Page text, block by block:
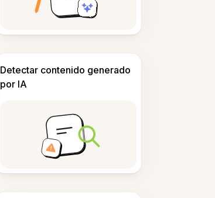
Detectar contenido generado
por IA